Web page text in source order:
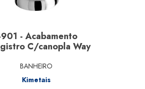
Ver detalhe
- Acabamento
C/canopla Way
BANHEIRO
Kimetais